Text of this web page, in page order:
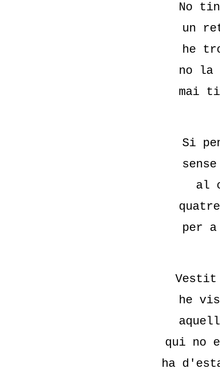
No
un
he
no la
mai
Si
al
per
Vestit
he
aquell
qui no
ha